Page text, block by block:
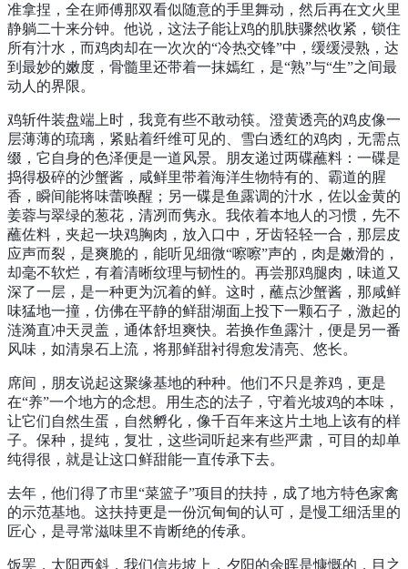
准拿捏，全在师傅那双看似随意的手里舞动，然后再在文火里
静躺二十来分钟。他说，这法子能让鸡的肌肤骤然收紧，锁住
所有汁水，而鸡肉却在一次次的“冷热交锋”中，缓缓浸熟，达
到最妙的嫩度，骨髓里还带着一抹嫣红，是“熟”与“生”之间最
动人的界限。
鸡斩件装盘端上时，我竟有些不敢动筷。澄黄透亮的鸡皮像一
层薄薄的琉璃，紧贴着纤维可见的、雪白透红的鸡肉，无需点
缀，它自身的色泽便是一道风景。朋友递过两碟蘸料：一碟是
捣得极碎的沙蟹酱，咸鲜里带着海洋生物特有的、霸道的腥
香，瞬间能将味蕾唤醒；另一碟是鱼露调的汁水，佐以金黄的
姜蓉与翠绿的葱花，清冽而隽永。我依着本地人的习惯，先不
蘸佐料，夹起一块鸡胸肉，放入口中，牙齿轻轻一合，那层皮
应声而裂，是爽脆的，能听见细微“嚓嚓”声的，肉是嫩滑的，
却毫不软烂，有着清晰纹理与韧性的。再尝那鸡腿肉，味道又
深了一层，是一种更为沉着的鲜。这时，蘸点沙蟹酱，那咸鲜
味猛地一撞，仿佛在平静的鲜甜湖面上投下一颗石子，激起的
涟漪直冲天灵盖，通体舒坦爽快。若换作鱼露汁，便是另一番
风味，如清泉石上流，将那鲜甜衬得愈发清亮、悠长。
席间，朋友说起这聚缘基地的种种。他们不只是养鸡，更是
在“养”一个地方的念想。用生态的法子，守着光坡鸡的本味，
让它们自然生蛋，自然孵化，像千百年来这片土地上该有的样
子。保种，提纯，复壮，这些词听起来有些严肃，可目的却单
纯得很，就是让这口鲜甜能一直传承下去。
去年，他们得了市里“菜篮子”项目的扶持，成了地方特色家禽
的示范基地。这扶持更是一份沉甸甸的认可，是慢工细活里的
匠心，是寻常滋味里不肯断绝的传承。
饭罢，太阳西斜，我们信步坡上，夕阳的余晖是慷慨的，目之